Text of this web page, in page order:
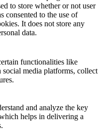
to store whether or not user
consented to the use of
It does not store any
data.
functionalities like
media platforms, collect
and analyze the key
helps in delivering a